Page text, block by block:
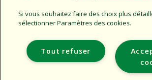
Support
Entreprise
Sites
Si vous souhaitez faire des choix plus
sélectionner Paramètres des cookies.
Tout refuser